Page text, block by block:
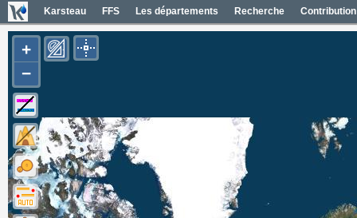
Karsteau FFS Les départements Recherche Contribution
+
−
Carte Géol 1/50000 France
Cartes IGN France
Photos aériennes France
Mapas geol 1/50000 España